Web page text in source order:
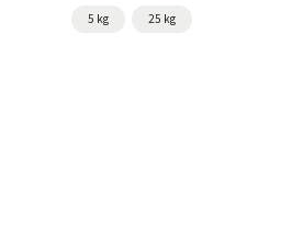
5 kg 25 kg